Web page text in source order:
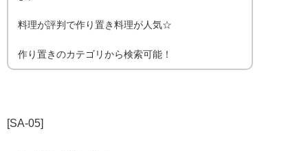
料理が評判で作り置き料理が人気☆
作り置きのカテゴリから検索可能！
[SA-05]